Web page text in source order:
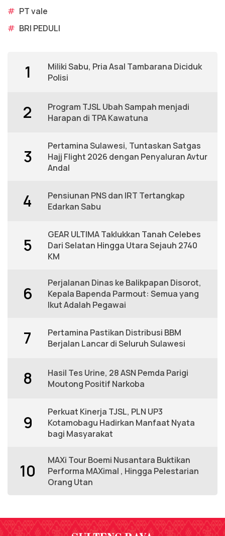
# PT vale
# BRI PEDULI
1
Miliki Sabu, Pria Asal Tambarana Diciduk
Polisi
2
Program TJSL Ubah Sampah menjadi
Harapan di TPA Kawatuna
3
Pertamina Sulawesi, Tuntaskan Satgas
Hajj Flight 2026 dengan Penyaluran Avtur
Andal
4
Pensiunan PNS dan IRT Tertangkap
Edarkan Sabu
5
GEAR ULTIMA Taklukkan Tanah Celebes
Dari Selatan Hingga Utara Sejauh 2740
KM
6
Perjalanan Dinas ke Balikpapan Disorot,
Kepala Bapenda Parmout: Semua yang
Ikut Adalah Pegawai
7
Pertamina Pastikan Distribusi BBM
Berjalan Lancar di Seluruh Sulawesi
8
Hasil Tes Urine, 28 ASN Pemda Parigi
Moutong Positif Narkoba
9
Perkuat Kinerja TJSL, PLN UP3
Kotamobagu Hadirkan Manfaat Nyata
bagi Masyarakat
10
MAXi Tour Boemi Nusantara Buktikan
Performa MAXimal , Hingga Pelestarian
Orang Utan